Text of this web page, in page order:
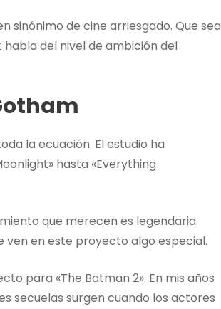
sinónimo de cine arriesgado. Que sea
del nivel de ambición del
la ecuación. El estudio ha
hasta «Everything
que merecen es legendaria.
ven en este proyecto algo especial.
para «The Batman 2». En mis años
secuelas surgen cuando los actores